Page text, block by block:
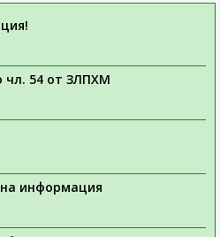
чл. 54 от ЗЛПХМ
информация